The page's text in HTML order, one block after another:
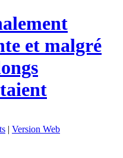
et malgré
| Version Web